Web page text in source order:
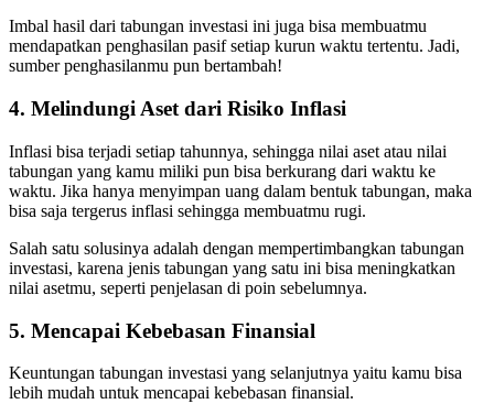
Imbal hasil dari tabungan investasi ini juga bisa membuatmu
mendapatkan penghasilan pasif setiap kurun waktu tertentu. Jadi,
sumber penghasilanmu pun bertambah!
4. Melindungi Aset dari Risiko Inflasi
Inflasi bisa terjadi setiap tahunnya, sehingga nilai aset atau nilai
tabungan yang kamu miliki pun bisa berkurang dari waktu ke
waktu. Jika hanya menyimpan uang dalam bentuk tabungan, maka
bisa saja tergerus inflasi sehingga membuatmu rugi.
Salah satu solusinya adalah dengan mempertimbangkan tabungan
investasi, karena jenis tabungan yang satu ini bisa meningkatkan
nilai asetmu, seperti penjelasan di poin sebelumnya.
5. Mencapai Kebebasan Finansial
Keuntungan tabungan investasi yang selanjutnya yaitu kamu bisa
lebih mudah untuk mencapai kebebasan finansial.